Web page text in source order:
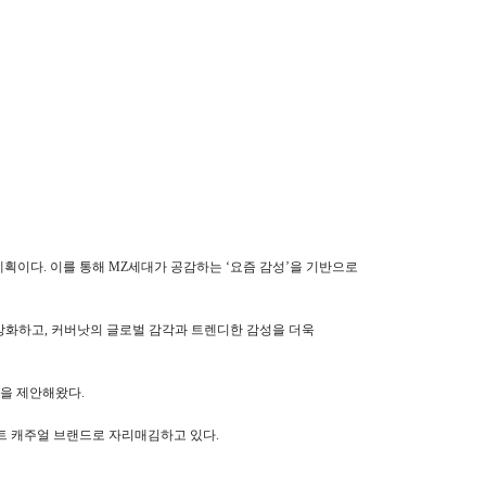
이다. 이를 통해 MZ세대가 공감하는 ‘요즘 감성’을 기반으로
하고, 커버낫의 글로벌 감각과 트렌디한 감성을 더욱
제안해왔다.
캐주얼 브랜드로 자리매김하고 있다.